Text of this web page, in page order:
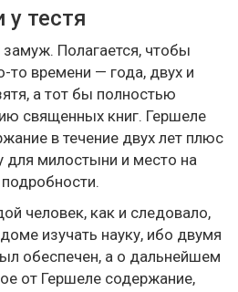
тестя
Полагается, чтобы
то времени — года, двух и
а тот бы полностью
священных книг. Гершеле
в течение двух лет плюс
для милостыни и место на
человек, как и следовало,
изучать науку, ибо двумя
обеспечен, а о дальнейшем
от Гершеле содержание,